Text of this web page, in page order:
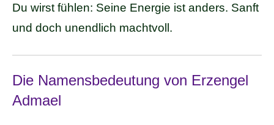
Du wirst fühlen: Seine Energie ist anders. Sanft
und doch unendlich machtvoll.
Die Namensbedeutung von Erzengel
Admael